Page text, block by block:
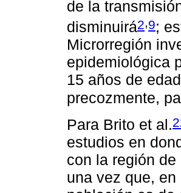
de la
disminuirá2,9;
Microrregión
epidemiológica
15 años de
precozmente,
Para Brito et al.
estudios en
con la región
una vez que,